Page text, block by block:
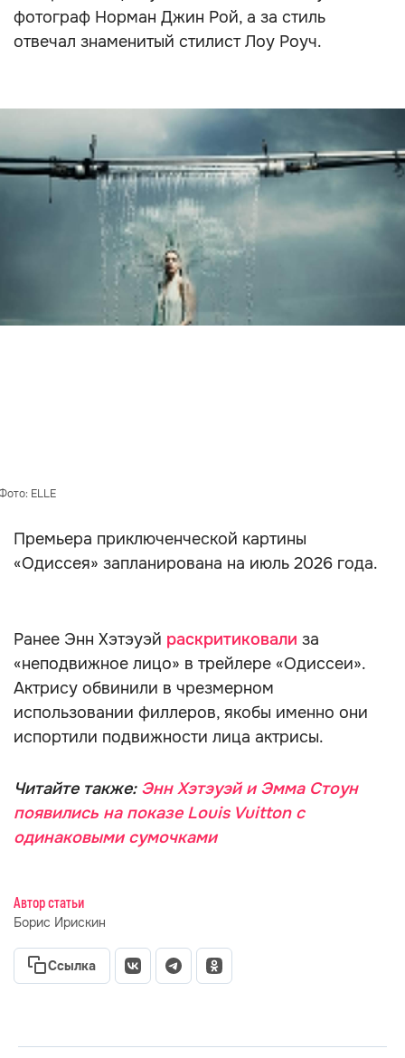
фотограф Норман Джин Рой, а за стиль
отвечал знаменитый стилист Лоу Роуч.
ELLE
Премьера приключенческой картины
«Одиссея» запланирована на июль 2026 года.
Ранее Энн Хэтэуэй раскритиковали за
«неподвижное лицо» в трейлере «Одиссеи».
Актрису обвинили в чрезмерном
использовании филлеров, якобы именно они
испортили подвижности лица актрисы.
Читайте также: Энн Хэтэуэй и Эмма Стоун
появились на показе Louis Vuitton с
одинаковыми сумочками
Автор статьи
Борис Ирискин
Ссылка